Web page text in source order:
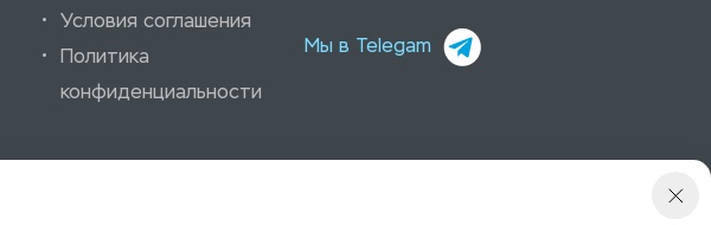
Условия соглашения
Политика
конфиденциальности
Мы в Telegam